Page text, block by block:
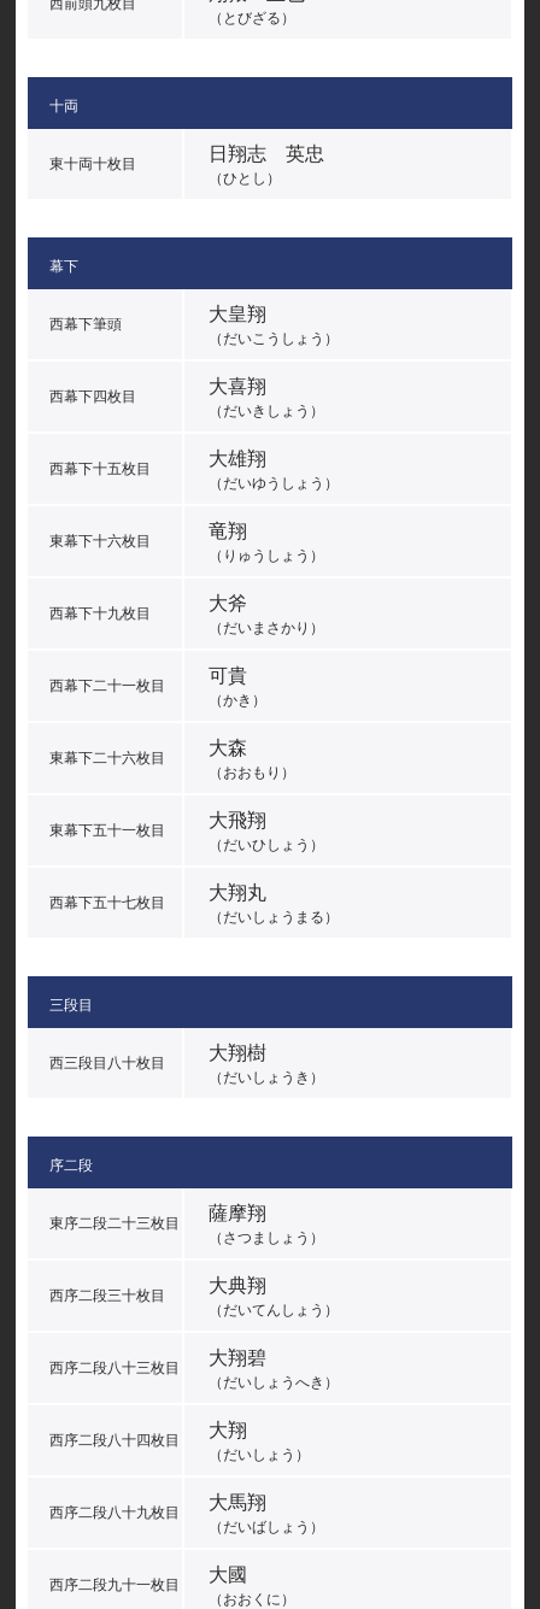
西前頭九枚目
（とびざる）
十両
東十両十枚目 日翔志 英忠
（ひとし）
幕下
西幕下筆頭 大皇翔
（だいこうしょう）
西幕下四枚目 大喜翔
（だいきしょう）
西幕下十五枚目 大雄翔
（だいゆうしょう）
東幕下十六枚目 竜翔
（りゅうしょう）
西幕下十九枚目 大斧
（だいまさかり）
西幕下二十一枚目 可貴
（かき）
東幕下二十六枚目 大森
（おおもり）
東幕下五十一枚目 大飛翔
（だいひしょう）
西幕下五十七枚目 大翔丸
（だいしょうまる）
三段目
西三段目八十枚目 大翔樹
（だいしょうき）
序二段
東序二段二十三枚目 薩摩翔
（さつましょう）
西序二段三十枚目 大典翔
（だいてんしょう）
西序二段八十三枚目 大翔碧
（だいしょうへき）
西序二段八十四枚目 大翔
（だいしょう）
西序二段八十九枚目 大馬翔
（だいばしょう）
西序二段九十一枚目 大國
（おおくに）